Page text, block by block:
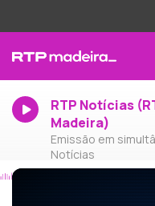
RTP Notícias
Madeira)
Emissão em
Notícias